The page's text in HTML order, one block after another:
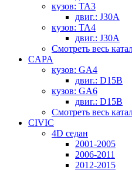
кузов: TA3
двиг.: J30A
кузов: TA4
двиг.: J30A
Смотреть весь
CAPA
кузов: GA4
двиг.: D15B
кузов: GA6
двиг.: D15B
Смотреть весь
CIVIC
4D седан
2001-2005
2006-2011
2012-2015